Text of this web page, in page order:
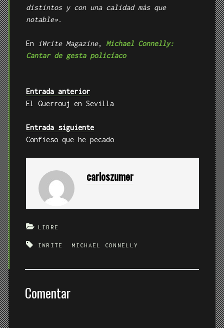
distintos y con una calidad más que
notable».
En iWrite Magazine, Michael Connelly:
Cantar de gesta policíaco
Entrada anterior
El Guerrouj en Sevilla
Entrada siguiente
Confieso que he pecado
carloszumer
LIBRE
IWRITE MICHAEL CONNELLY
Comentar